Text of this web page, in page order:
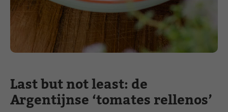
Last but not least: de
Argentijnse ‘tomates rellenos’